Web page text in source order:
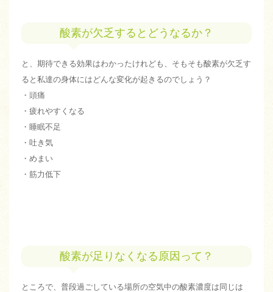
酸素が欠乏するとどうなるか？
と、期待できる効果はわかったけれども、そもそも酸素が欠乏す
ると私達の身体にはどんな変化が起きるのでしょう？
・頭痛
・疲れやすくなる
・睡眠不足
・吐き気
・めまい
・筋力低下
酸素が足りなくなる原因って？
ところで、普段過ごしている場所の空気中の酸素濃度は同じは